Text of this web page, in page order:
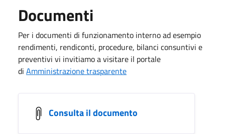
Documenti
Per i documenti di funzionamento interno ad esempio
rendimenti, rendiconti, procedure, bilanci consuntivi e
preventivi vi invitiamo a visitare il portale
di Amministrazione trasparente
Consulta il documento